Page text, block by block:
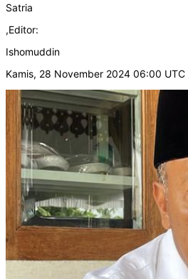
Satria
,Editor:
Ishomuddin
Kamis, 28 November 2024 06:00 UTC